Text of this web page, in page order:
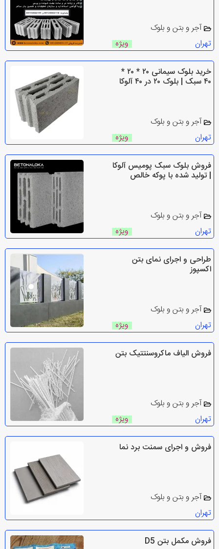
آجر و بتن و بلوک
تهران
ویژه
خرید بلوک سیمانی ۲۰ * ۲۰ *
۴۰ سبک | بلوک ۲۰ در ۴۰ آلوکا
آجر و بتن و بلوک
تهران
ویژه
فروش بلوک سبک پومیس آلوکا
| تولید شده با پوکه خالص
آجر و بتن و بلوک
تهران
ویژه
طراحی و اجرای نمای بتن
اکسپوز
آجر و بتن و بلوک
تهران
ویژه
فروش الیاف ماکروسنتتیک بتن
آجر و بتن و بلوک
تهران
ویژه
فروش و اجرای سمنت برد نما
آجر و بتن و بلوک
تهران
فروش مکمل بتن D5